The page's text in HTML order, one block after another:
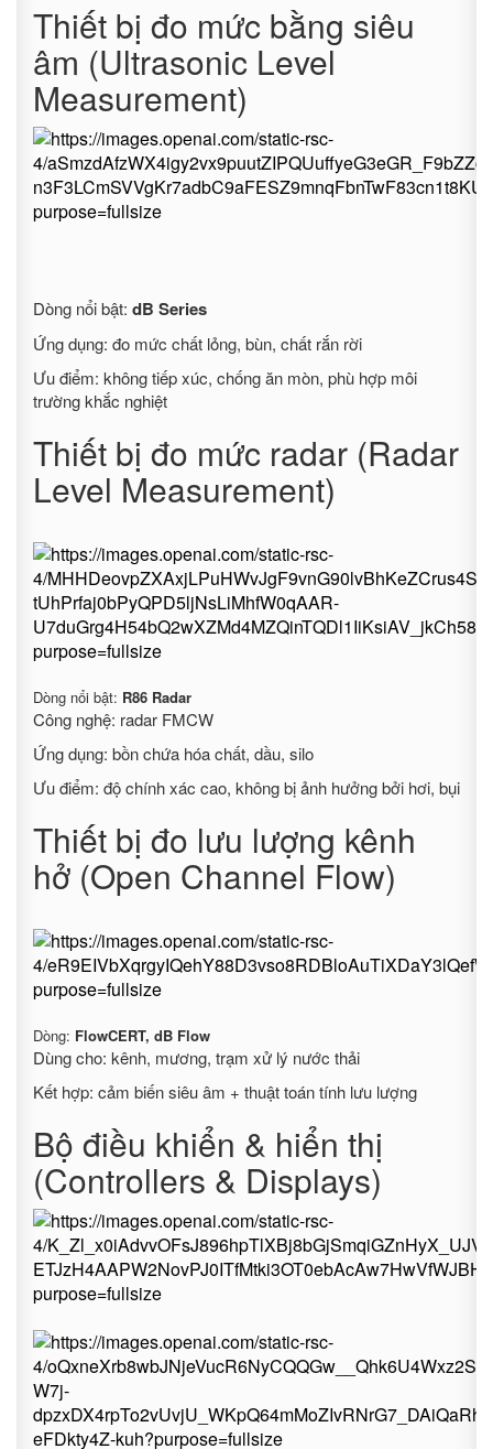
Thiết bị đo mức bằng siêu
âm (Ultrasonic Level
Measurement)
Dòng nổi bật: dB Series
Ứng dụng: đo mức chất lỏng, bùn, chất rắn rời
Ưu điểm: không tiếp xúc, chống ăn mòn, phù hợp môi
trường khắc nghiệt
Thiết bị đo mức radar (Radar
Level Measurement)
Dòng nổi bật: R86 Radar
Công nghệ: radar FMCW
Ứng dụng: bồn chứa hóa chất, dầu, silo
Ưu điểm: độ chính xác cao, không bị ảnh hưởng bởi hơi, bụi
Thiết bị đo lưu lượng kênh
hở (Open Channel Flow)
Dòng: FlowCERT, dB Flow
Dùng cho: kênh, mương, trạm xử lý nước thải
Kết hợp: cảm biến siêu âm + thuật toán tính lưu lượng
Bộ điều khiển & hiển thị
(Controllers & Displays)